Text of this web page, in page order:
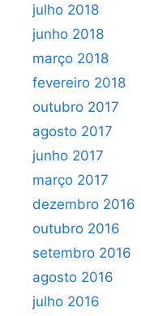
julho 2018
junho 2018
março 2018
fevereiro 2018
outubro 2017
agosto 2017
junho 2017
março 2017
dezembro 2016
outubro 2016
setembro 2016
agosto 2016
julho 2016